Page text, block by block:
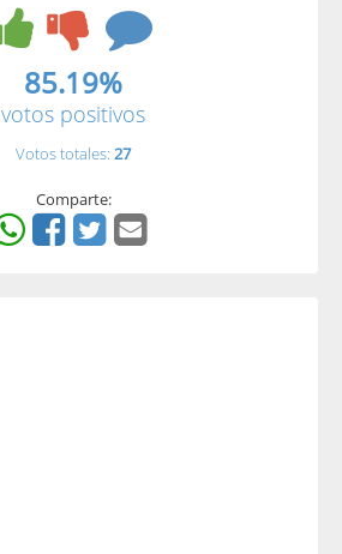
85.19%
votos positivos
Votos totales: 27
Comparte: